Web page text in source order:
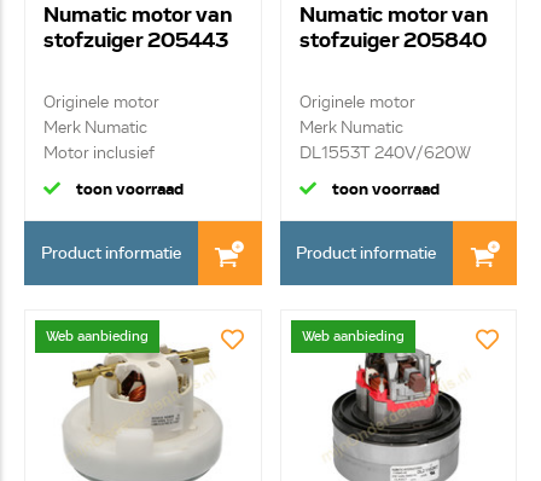
Numatic motor van
stofzuiger 205443
Originele motor
Merk Numatic
Motor inclusief
thermische be...
toon voorraad
Product informatie
Numatic motor van
stofzuiger 205840
Originele motor
Merk Numatic
DL1553T 240V/620W
Lamb DAF
toon voorraad
Product informatie
Web aanbieding Web aanbieding